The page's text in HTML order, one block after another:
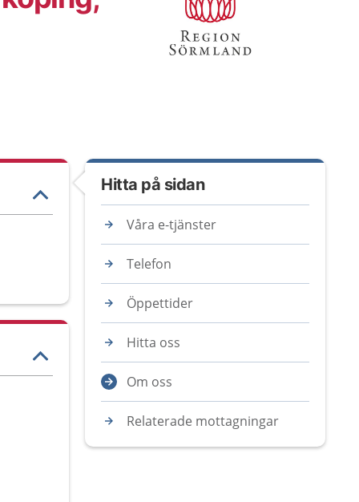
Hitta på sidan
Våra e-tjänster
Telefon
Öppettider
Hitta oss
Om oss
Relaterade mottagningar